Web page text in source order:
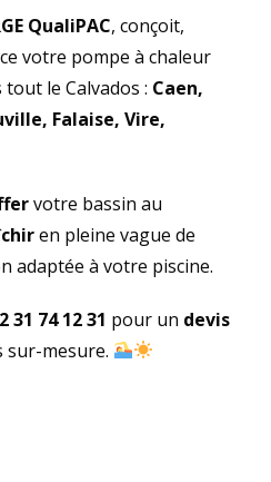
QualiPAC, conçoit,
votre pompe à chaleur
le Calvados : Caen,
Falaise, Vire,
votre bassin au
en pleine vague de
adaptée à votre piscine.
31 74 12 31 pour un devis
sur-mesure.